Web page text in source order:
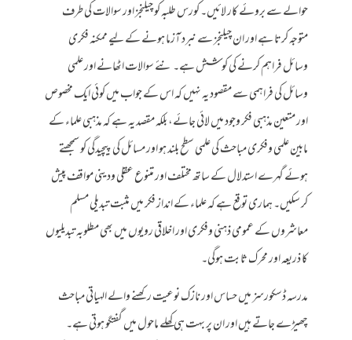
حوالے سے بروئے کار لائیں۔ کورس طلبہ کو چیلنجز اور سوالات کی طرف
متوجہ کرتا ہے اور ان چیلنجز سے نبرد آزما ہونے کے لیے ممکنہ فکری
وسائل فراہم کرنے کی کوشش ہے۔ نئے سوالات اٹھانے اور علمی
وسائل کی فراہمی سے مقصود یہ نہیں کہ اس کے جواب میں کوئی ایک مخصوص
اور متعین مذہبی فکر وجود میں لائی جائے، بلکہ مقصد یہ ہے کہ مذہبی علماء کے
مابین علمی وفکری مباحث کی علمی سطح بلند ہو اور مسائل کی پیچیدگی کو سمجھتے
ہوئے گہرے استدلال کے ساتھ مختلف اور متنوع عقلی ودینی مواقف پیش
کر سکیں۔ ہماری توقع ہے کہ علماء کے انداز فکر میں مثبت تبدیلی مسلم
معاشروں کے عمومی ذہنی وفکری اور اخلاقی رویوں میں بھی مطلوبہ تبدیلیوں
کا ذریعہ اور محرک ثابت ہوگی۔
مدرسہ ڈسکورسز میں حساس اور نازک نوعیت رکھنے والے الہیاتی مباحث
چھیڑے جاتے ہیں اور ان پر بہت ہی کھلے ماحول میں گفتگو ہوتی ہے۔